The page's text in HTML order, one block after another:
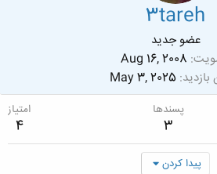
3tareh
عضو جدید
Aug 16, 2008
May 3, 2025
پسندها
3
امتیاز
4
پیدا کردن